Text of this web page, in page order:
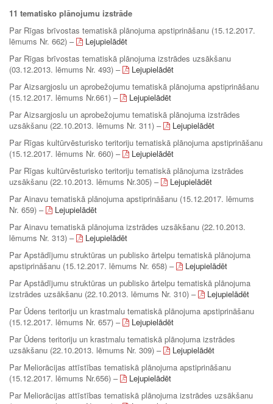
11 tematisko plānojumu izstrāde
Par Rīgas brīvostas tematiskā plānojuma apstiprināšanu (15.12.2017.
lēmums Nr. 662) –
Lejupielādēt
Par Rīgas brīvostas tematiskā plānojuma izstrādes uzsākšanu
(03.12.2013. lēmums Nr. 493) –
Lejupielādēt
Par Aizsargjoslu un aprobežojumu tematiskā plānojuma apstiprināšanu
(15.12.2017. lēmums Nr.661) –
Lejupielādēt
Par Aizsargjoslu un aprobežojumu tematiskā plānojuma izstrādes
uzsākšanu (22.10.2013. lēmums Nr. 311) –
Lejupielādēt
Par Rīgas kultūrvēsturisko teritoriju tematiskā plānojuma apstiprināšanu
(15.12.2017. lēmums Nr. 660) –
Lejupielādēt
Par Rīgas kultūrvēsturisko teritoriju tematiskā plānojuma izstrādes
uzsākšanu (22.10.2013. lēmums Nr.305) –
Lejupielādēt
Par Ainavu tematiskā plānojuma apstiprināšanu (15.12.2017. lēmums
Nr. 659) –
Lejupielādēt
Par Ainavu tematiskā plānojuma izstrādes uzsākšanu (22.10.2013.
lēmums Nr. 313) –
Lejupielādēt
Par Apstādījumu struktūras un publisko ārtelpu tematiskā plānojuma
apstiprināšanu (15.12.2017. lēmums Nr. 658) –
Lejupielādēt
Par Apstādījumu struktūras un publisko ārtelpu tematiskā plānojuma
izstrādes uzsākšanu (22.10.2013. lēmums Nr. 310) –
Lejupielādēt
Par Ūdens teritoriju un krastmalu tematiskā plānojuma apstiprināšanu
(15.12.2017. lēmums Nr. 657) –
Lejupielādēt
Par Ūdens teritoriju un krastmalu tematiskā plānojuma izstrādes
uzsākšanu (22.10.2013. lēmums Nr. 309) –
Lejupielādēt
Par Meliorācijas attīstības tematiskā plānojuma apstiprināšanu
(15.12.2017. lēmums Nr.656) –
Lejupielādēt
Par Meliorācijas attīstības tematiskā plānojuma izstrādes uzsākšanu